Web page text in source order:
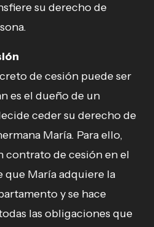
su derecho de
de cesión puede ser
es el dueño de un
ceder su derecho de
María. Para ello,
contrato de cesión en el
que María adquiere la
y se hace
las obligaciones que